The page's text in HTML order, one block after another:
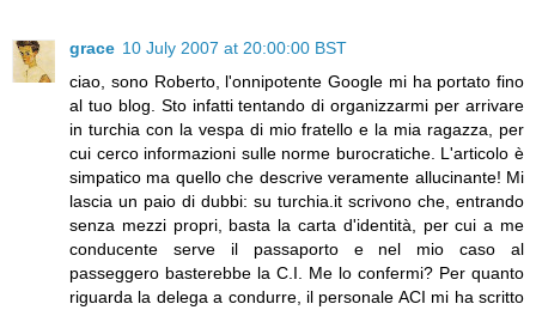
grace 10 July 2007 at 20:00:00 BST
ciao, sono Roberto, l'onnipotente Google mi ha portato fino
al tuo blog. Sto infatti tentando di organizzarmi per arrivare
in turchia con la vespa di mio fratello e la mia ragazza, per
cui cerco informazioni sulle norme burocratiche. L'articolo è
simpatico ma quello che descrive veramente allucinante! Mi
lascia un paio di dubbi: su turchia.it scrivono che, entrando
senza mezzi propri, basta la carta d'identità, per cui a me
conducente serve il passaporto e nel mio caso al
passeggero basterebbe la C.I. Me lo confermi? Per quanto
riguarda la delega a condurre, il personale ACI mi ha scritto